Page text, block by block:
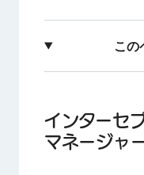
この
インターセプト
インターセ
マネージャ